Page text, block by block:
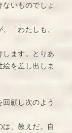
いものでしょ
「わたしも、
します。とりあ
を差し出しま
顧し次のよう
は、教えだ。自